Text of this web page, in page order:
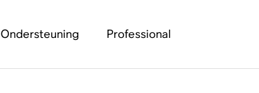
Ondersteuning Professional